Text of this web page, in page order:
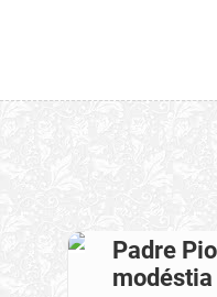
Padre
modéstia